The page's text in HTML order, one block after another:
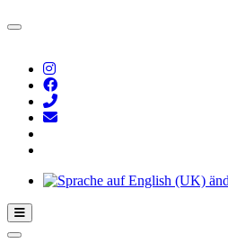
Hamburger Toggle-Menü